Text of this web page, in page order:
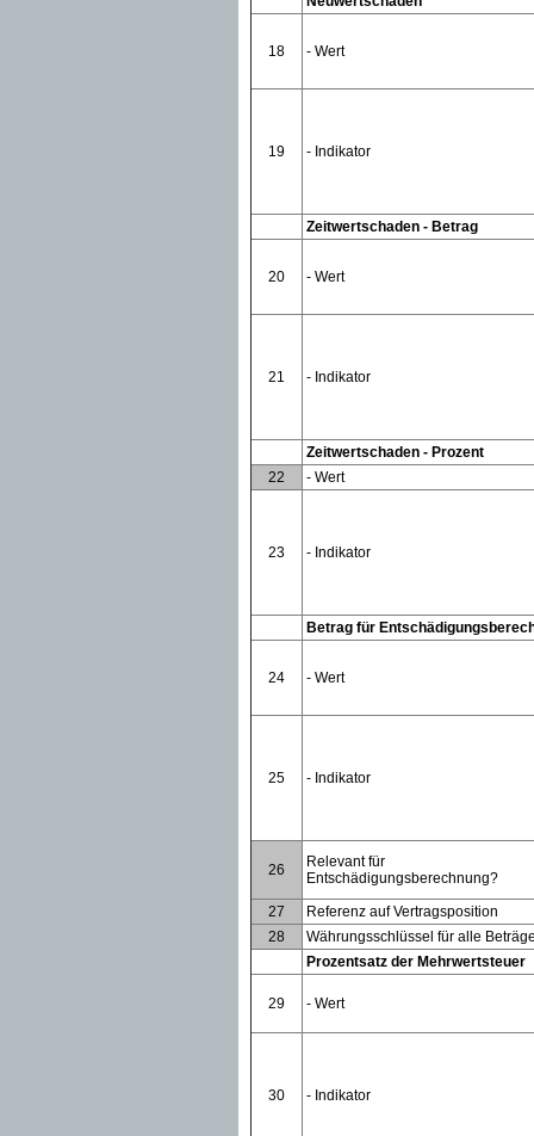
18 - Wert
19 - Indikator
Zeitwertschaden - Betrag
20 - Wert
21 - Indikator
Zeitwertschaden - Prozent
22
- Wert
23 - Indikator
Betrag für
24 - Wert
25 - Indikator
26
Relevant für
Entschädigungsberechnung?
27
Referenz auf Vertragsposition
28
Währungsschlüssel für alle
Prozentsatz der Mehrwertsteuer
29 - Wert
30 - Indikator